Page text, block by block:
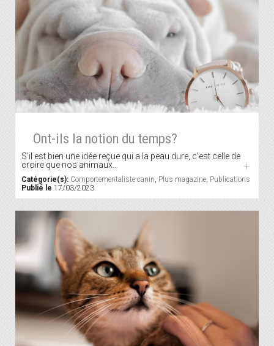
Ont-ils la notion du temps?
S’il est bien une idée reçue qui a la peau dure, c’est celle de
croire que nos animaux…
+
Catégorie(s): Comportementaliste canin, Plus magazine, Publications
Publié le 17/03/2023